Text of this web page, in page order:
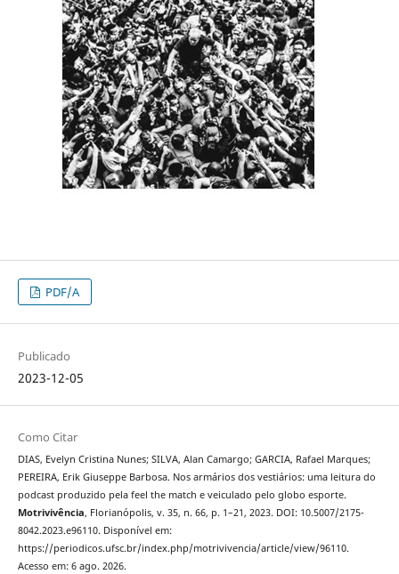
PDF/A
Publicado
2023-12-05
Como Citar
DIAS, Evelyn Cristina Nunes; SILVA, Alan Camargo; GARCIA, Rafael Marques;
PEREIRA, Erik Giuseppe Barbosa. Nos armários dos vestiários: uma leitura do
podcast produzido pela feel the match e veiculado pelo globo esporte.
Motrivivência, Florianópolis, v. 35, n. 66, p. 1–21, 2023. DOI: 10.5007/2175-
8042.2023.e96110. Disponível em:
https://periodicos.ufsc.br/index.php/motrivivencia/article/view/96110.
Acesso em: 6 ago. 2026.